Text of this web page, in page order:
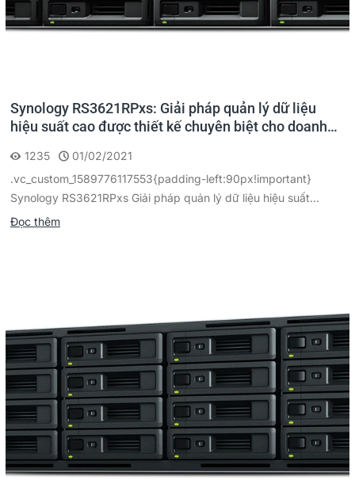
Synology RS3621RPxs: Giải pháp quản lý dữ liệu
hiệu suất cao được thiết kế chuyên biệt cho doanh
1235
01/02/2021
.vc_custom_1589776117553{padding-left:90px!important}
Synology RS3621RPxs Giải pháp quản lý dữ liệu hiệu suất...
Đọc thêm